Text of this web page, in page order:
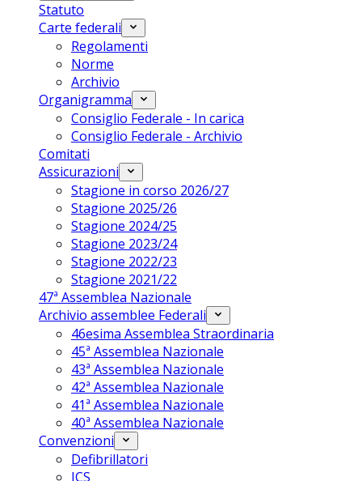
Statuto
Carte federali
Regolamenti
Norme
Archivio
Organigramma
Consiglio Federale - In carica
Consiglio Federale - Archivio
Comitati
Assicurazioni
Stagione in corso 2026/27
Stagione 2025/26
Stagione 2024/25
Stagione 2023/24
Stagione 2022/23
Stagione 2021/22
47ª Assemblea Nazionale
Archivio assemblee Federali
46esima Assemblea Straordinaria
45ª Assemblea Nazionale
43ª Assemblea Nazionale
42ª Assemblea Nazionale
41ª Assemblea Nazionale
40ª Assemblea Nazionale
Convenzioni
Defibrillatori
ICS